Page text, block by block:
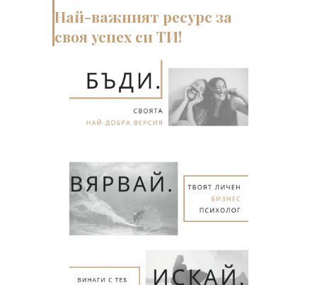
Най-важният ресурс за
своя успех си ТИ!